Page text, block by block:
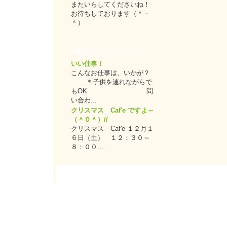
またいらしてくださいね！
お待ちしております（＾－
＾）
いい仕事！
こんなお仕事は、いかが？
＊子供を連れながらで
もOK 問
い合わ...
クリスマス Caf'e ですよ～
（＾０＾）//
クリスマス Caf'e １２月１
６日（土） １２：３０～
８：００...